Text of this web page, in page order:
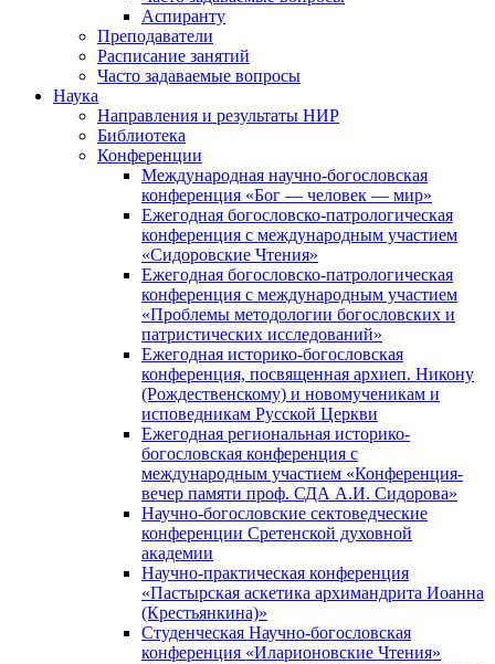
Аспиранту
Преподаватели
Расписание занятий
Часто задаваемые вопросы
Наука
Направления и результаты НИР
Библиотека
Конференции
Международная научно-богословская
конференция «Бог — человек — мир»
Ежегодная богословско-патрологическая
конференция с международным участием
«Сидоровские Чтения»
Ежегодная богословско-патрологическая
конференция с международным участием
«Проблемы методологии богословских и
патристических исследований»
Ежегодная историко-богословская
конференция, посвященная архиеп. Никону
(Рождественскому) и новомученикам и
исповедникам Русской Церкви
Ежегодная региональная историко-
богословская конференция с
международным участием «Конференция-
вечер памяти проф. СДА А.И. Сидорова»
Научно-богословские сектоведческие
конференции Сретенской духовной
академии
Научно-практическая конференция
«Пастырская аскетика архимандрита Иоанна
(Крестьянкина)»
Студенческая Научно-богословская
конференция «Иларионовские Чтения»